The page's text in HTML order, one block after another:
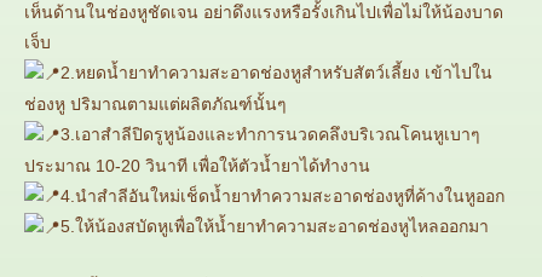
เห็นด้านในช่องหูชัดเจน อย่าดึงแรงหรือรั้งเกินไปเพื่อไม่ให้น้องบาด
เจ็บ
2.หยดน้ำยาทำความสะอาดช่องหูสำหรับสัตว์เลี้ยง เข้าไปใน
ช่องหู ปริมาณตามแต่ผลิตภัณฑ์นั้นๆ
3.เอาสำลีปิดรูหูน้องและทำการนวดคลึงบริเวณโคนหูเบาๆ
ประมาณ 10-20 วินาที เพื่อให้ตัวน้ำยาได้ทำงาน
4.นำสำลีอันใหม่เช็ดน้ำยาทำความสะอาดช่องหูที่ค้างในหูออก
5.ให้น้องสบัดหูเพื่อให้น้ำยาทำความสะอาดช่องหูไหลออกมา